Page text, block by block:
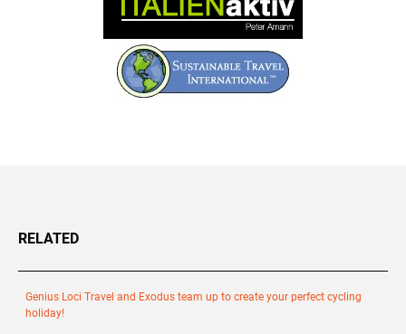
RELATED
Genius Loci Travel and Exodus team up to create your perfect cycling
holiday!